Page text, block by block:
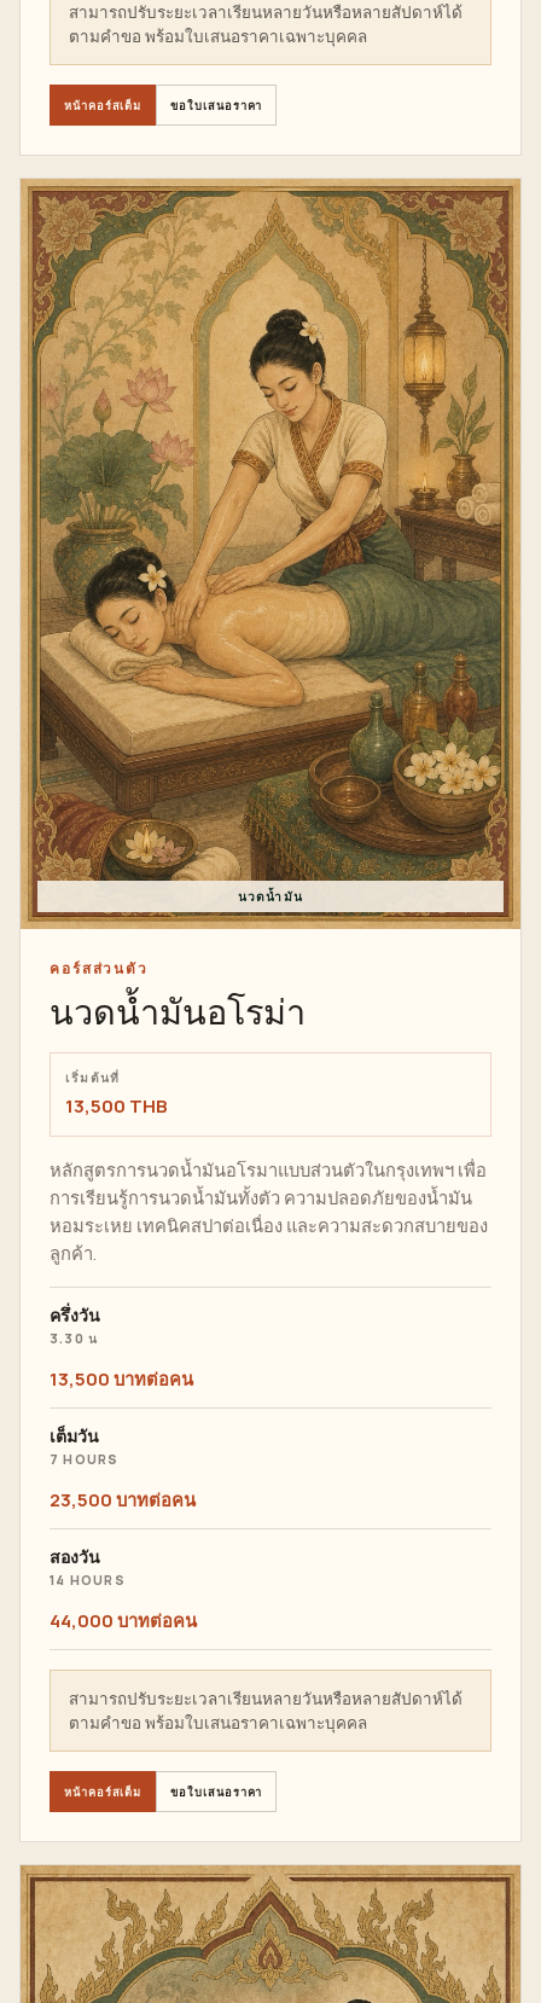
สามารถปรับระยะเวลาเรียนหลายวันหรือหลายสัปดาห์ได้
ตามคำขอ พร้อมใบเสนอราคาเฉพาะบุคคล
หน้าคอร์สเต็ม ขอใบเสนอราคา
นวดน้ำมัน
คอร์สส่วนตัว
นวดน้ำมันอโรม่า
เริ่มต้นที่
13,500 THB
หลักสูตรการนวดน้ำมันอโรมาแบบส่วนตัวในกรุงเทพฯ เพื่อ
การเรียนรู้การนวดน้ำมันทั้งตัว ความปลอดภัยของน้ำมัน
หอมระเหย เทคนิคสปาต่อเนื่อง และความสะดวกสบายของ
ลูกค้า.
ครึ่งวัน
3.30 น
13,500 บาทต่อคน
เต็มวัน
7 HOURS
23,500 บาทต่อคน
สองวัน
14 HOURS
44,000 บาทต่อคน
สามารถปรับระยะเวลาเรียนหลายวันหรือหลายสัปดาห์ได้
ตามคำขอ พร้อมใบเสนอราคาเฉพาะบุคคล
หน้าคอร์สเต็ม ขอใบเสนอราคา